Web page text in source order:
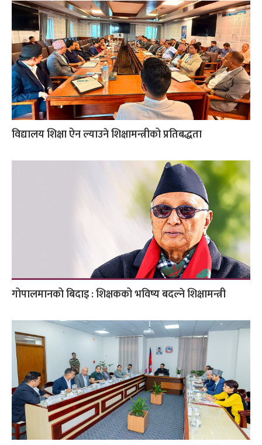
विद्यालय शिक्षा ऐन ल्याउने शिक्षामन्त्रीको प्रतिबद्धता
गोपालमानको बिदाइ : शिक्षकको भविष्य बदल्ने शिक्षामन्त्री